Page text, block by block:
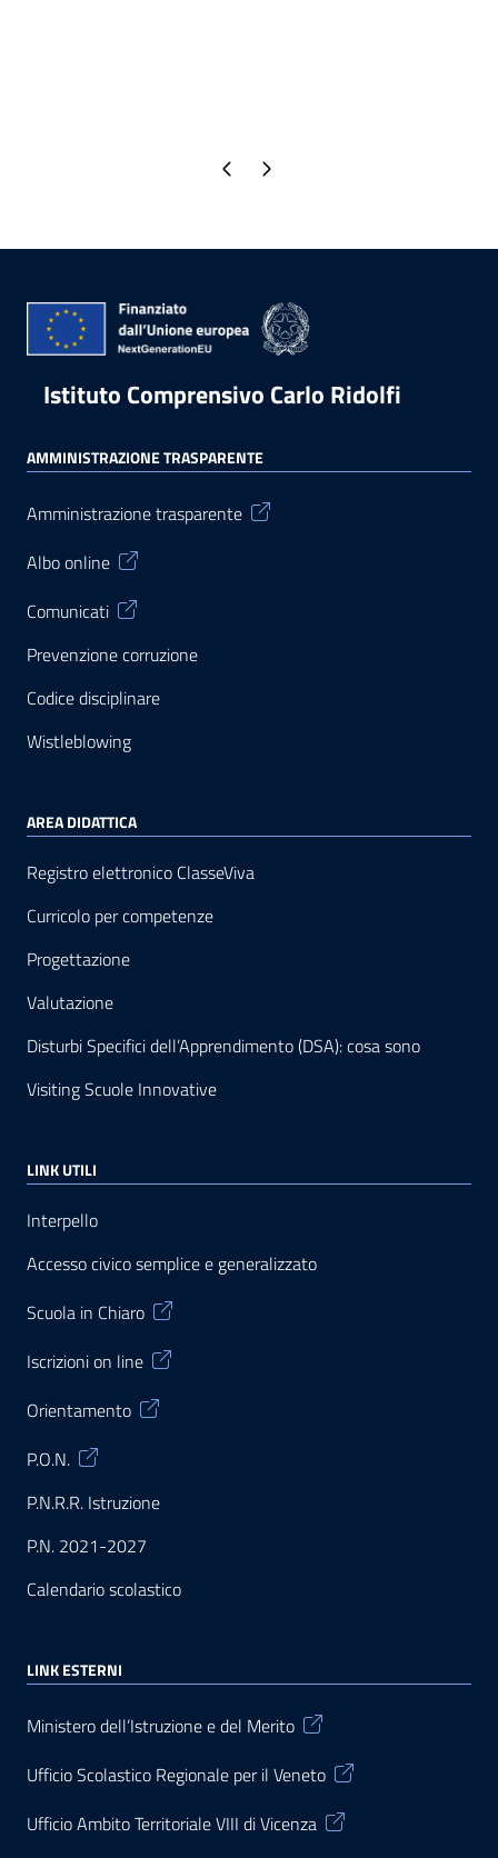
Pagina precedente
Pagina successiva
Istituto Comprensivo Carlo Ridolfi
AMMINISTRAZIONE TRASPARENTE
Amministrazione trasparente
Albo online
Comunicati
Prevenzione corruzione
Codice disciplinare
Wistleblowing
AREA DIDATTICA
Registro elettronico ClasseViva
Curricolo per competenze
Progettazione
Valutazione
Disturbi Specifici dell’Apprendimento (DSA): cosa sono
Visiting Scuole Innovative
LINK UTILI
Interpello
Accesso civico semplice e generalizzato
Scuola in Chiaro
Iscrizioni on line
Orientamento
P.O.N.
P.N.R.R. Istruzione
P.N. 2021-2027
Calendario scolastico
LINK ESTERNI
Ministero dell’Istruzione e del Merito
Ufficio Scolastico Regionale per il Veneto
Ufficio Ambito Territoriale VIII di Vicenza